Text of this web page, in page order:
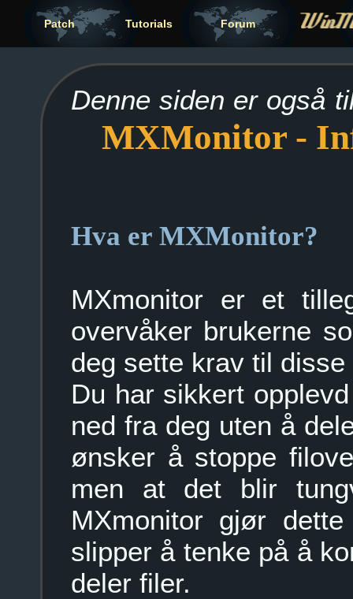
Patch Tutorials Forum
Denne siden er også
MXMonitor -
Hva er MXMonitor?
MXmonitor er et
overvåker brukerne
deg sette krav til
Du har sikkert
ned fra deg uten å
ønsker å stoppe
men at det blir
MXmonitor gjør
slipper å tenke på å
deler filer.